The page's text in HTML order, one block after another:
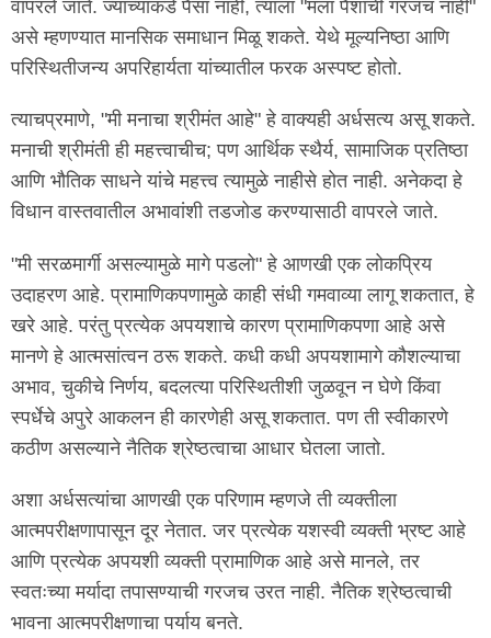
वापरले जाते. ज्याच्याकडे पैसा नाही, त्याला "मला पैशाची गरजच नाही"
असे म्हणण्यात मानसिक समाधान मिळू शकते. येथे मूल्यनिष्ठा आणि
परिस्थितीजन्य अपरिहार्यता यांच्यातील फरक अस्पष्ट होतो.
त्याचप्रमाणे, "मी मनाचा श्रीमंत आहे" हे वाक्यही अर्धसत्य असू शकते.
मनाची श्रीमंती ही महत्त्वाचीच; पण आर्थिक स्थैर्य, सामाजिक प्रतिष्ठा
आणि भौतिक साधने यांचे महत्त्व त्यामुळे नाहीसे होत नाही. अनेकदा हे
विधान वास्तवातील अभावांशी तडजोड करण्यासाठी वापरले जाते.
"मी सरळमार्गी असल्यामुळे मागे पडलो" हे आणखी एक लोकप्रिय
उदाहरण आहे. प्रामाणिकपणामुळे काही संधी गमवाव्या लागू शकतात, हे
खरे आहे. परंतु प्रत्येक अपयशाचे कारण प्रामाणिकपणा आहे असे
मानणे हे आत्मसांत्वन ठरू शकते. कधी कधी अपयशामागे कौशल्याचा
अभाव, चुकीचे निर्णय, बदलत्या परिस्थितीशी जुळवून न घेणे किंवा
स्पर्धेचे अपुरे आकलन ही कारणेही असू शकतात. पण ती स्वीकारणे
कठीण असल्याने नैतिक श्रेष्ठत्वाचा आधार घेतला जातो.
अशा अर्धसत्यांचा आणखी एक परिणाम म्हणजे ती व्यक्तीला
आत्मपरीक्षणापासून दूर नेतात. जर प्रत्येक यशस्वी व्यक्ती भ्रष्ट आहे
आणि प्रत्येक अपयशी व्यक्ती प्रामाणिक आहे असे मानले, तर
स्वतःच्या मर्यादा तपासण्याची गरजच उरत नाही. नैतिक श्रेष्ठत्वाची
भावना आत्मपरीक्षणाचा पर्याय बनते.